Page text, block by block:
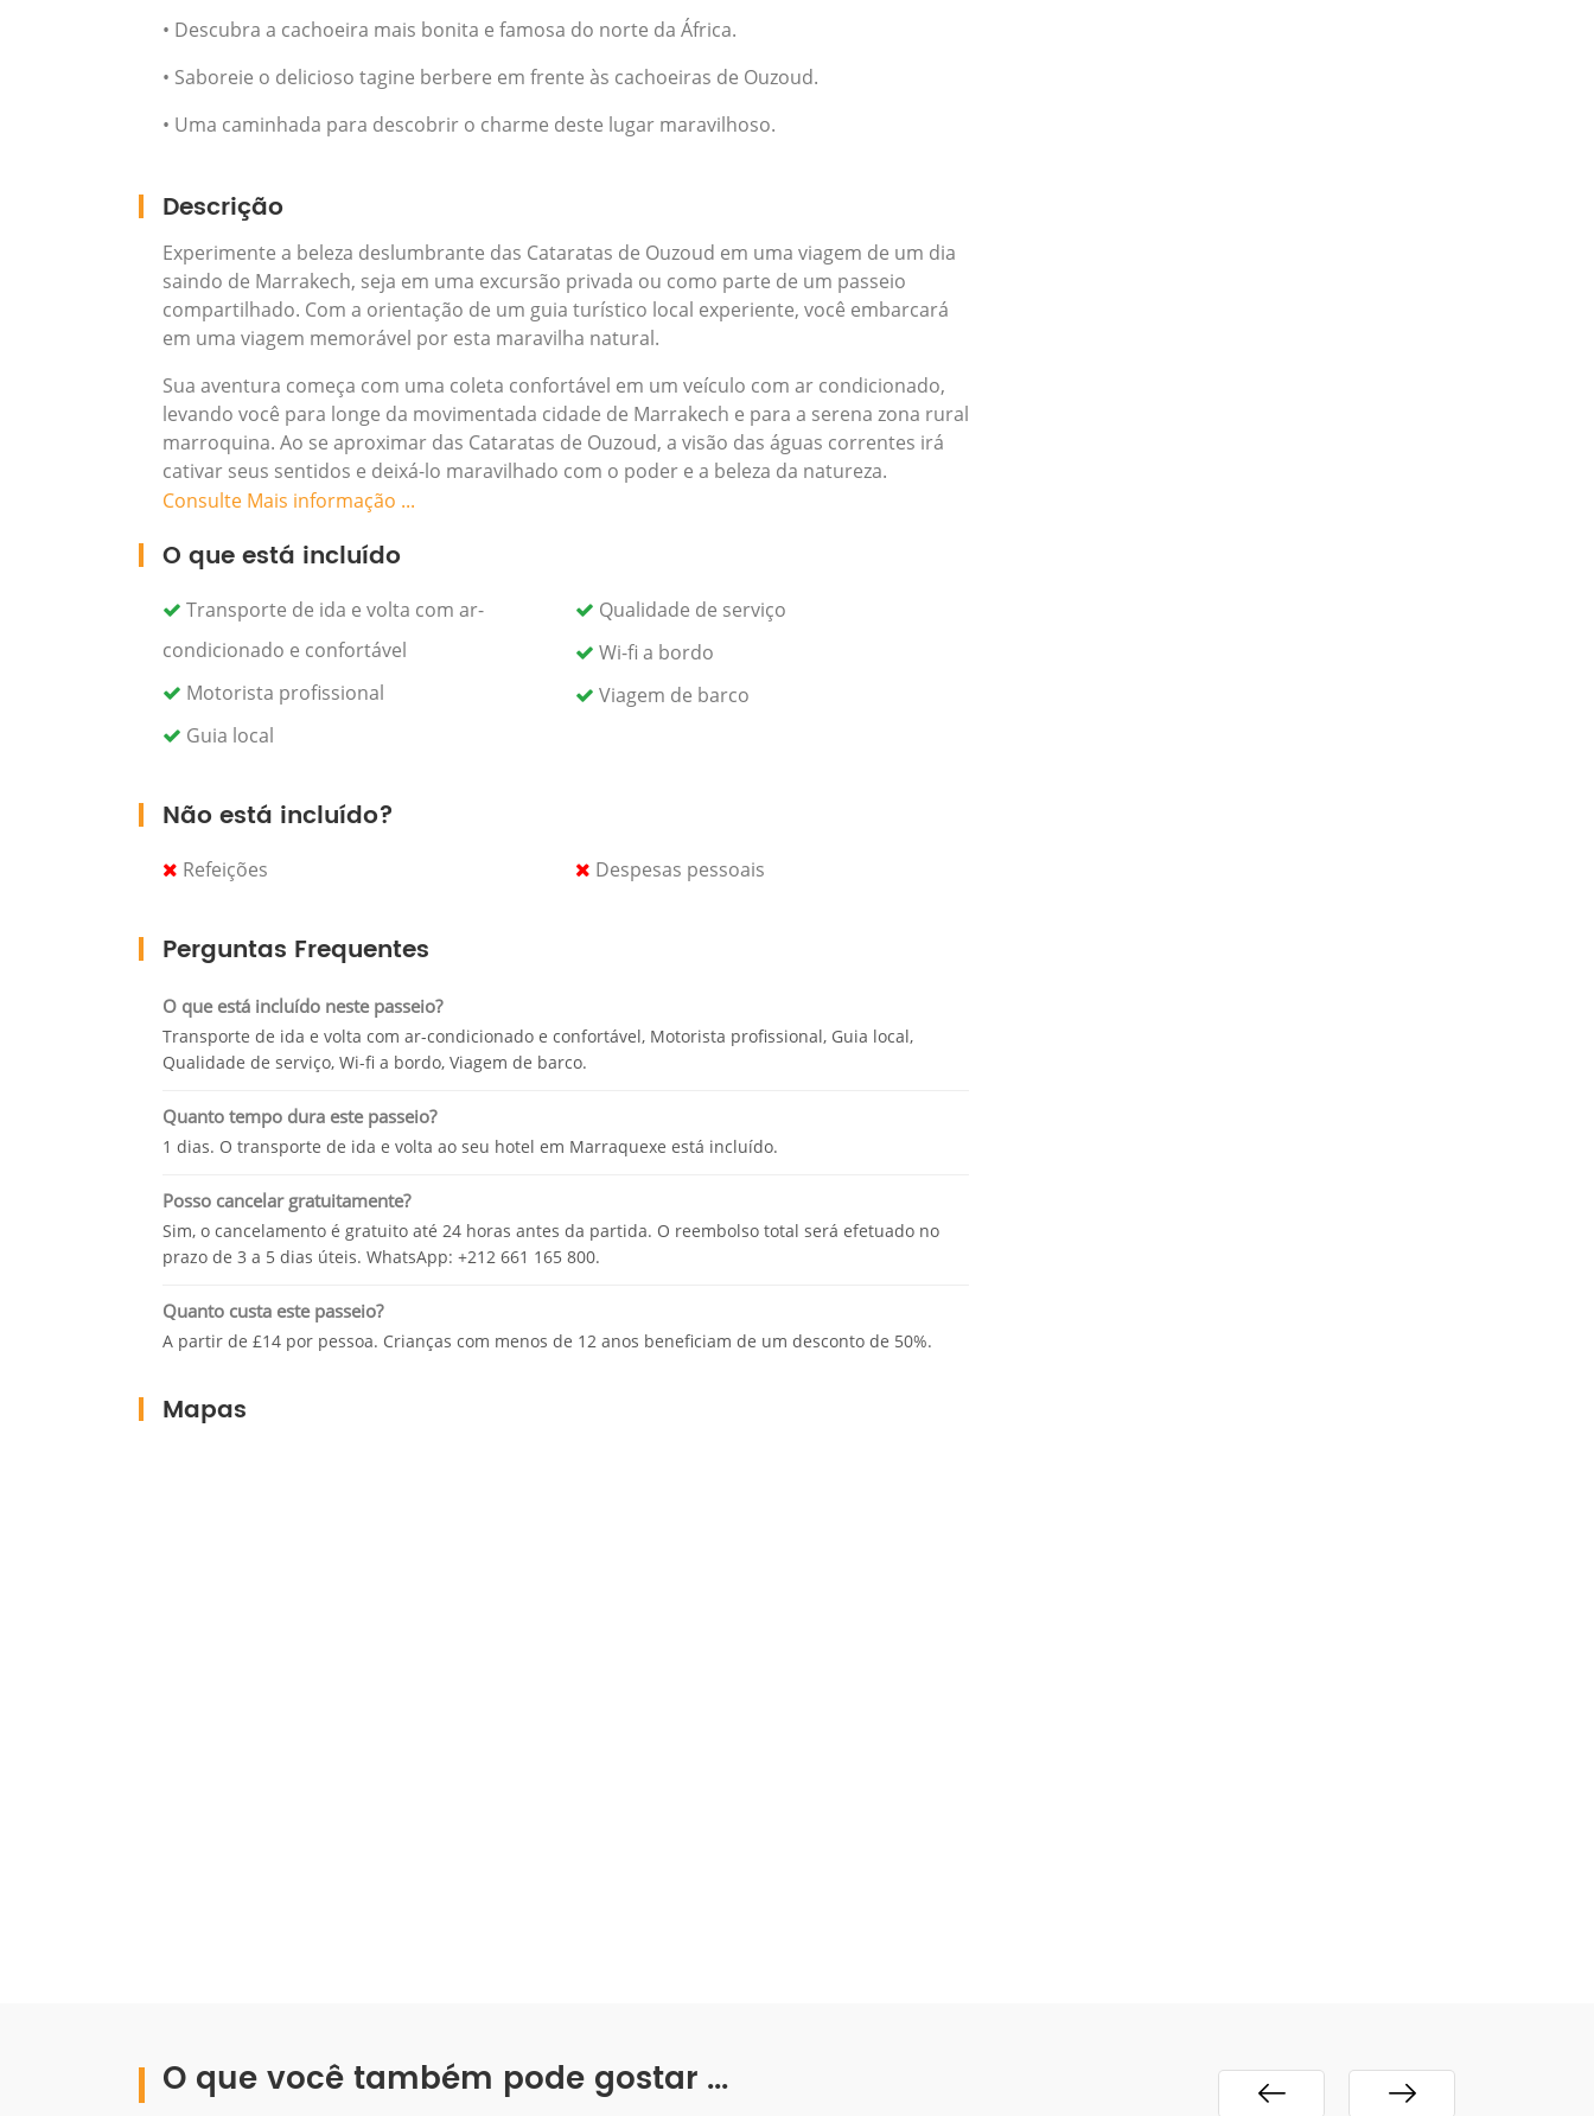
• Descubra a cachoeira mais bonita e famosa do norte da África.
• Saboreie o delicioso tagine berbere em frente às cachoeiras de Ouzoud.
• Uma caminhada para descobrir o charme deste lugar maravilhoso.
Descrição
Experimente a beleza deslumbrante das Cataratas de Ouzoud em uma viagem de um dia
saindo de Marrakech, seja em uma excursão privada ou como parte de um passeio
compartilhado. Com a orientação de um guia turístico local experiente, você embarcará
em uma viagem memorável por esta maravilha natural.
Sua aventura começa com uma coleta confortável em um veículo com ar condicionado,
levando você para longe da movimentada cidade de Marrakech e para a serena zona rural
marroquina. Ao se aproximar das Cataratas de Ouzoud, a visão das águas correntes irá
cativar seus sentidos e deixá-lo maravilhado com o poder e a beleza da natureza.
Na chegada, seu guia local o levará a uma exploração cativante da área ao redor das
cataratas. Você embarcará em uma caminhada tranquila por trilhas bem conservadas
que oferecem mirantes deslumbrantes e uma variedade de ângulos para admirar as
cascatas. A cada passo, você descobrirá novas perspectivas e ficará encantado com a
Para melhorar ainda mais a sua experiência, você tem a opção de participar de um
passeio de barco na bacia de Ouzoud. Deslize pelas águas cristalinas, rodeadas pelos tons
azuis da paisagem, e aproxime-se das cascatas. Sinta o spray refrescante das cataratas
confortavelmente de volta ao seu alojamento em Marrakech. Reflita sobre a beleza que
Consulte Mais informação ...
O que está incluído
Transporte de ida e volta com ar-
condicionado e confortável
Motorista profissional
Guia local
Qualidade de serviço
Wi-fi a bordo
Viagem de barco
Não está incluído?
Refeições Despesas pessoais
Perguntas Frequentes
O que está incluído neste passeio?
Transporte de ida e volta com ar-condicionado e confortável, Motorista profissional, Guia local,
Qualidade de serviço, Wi-fi a bordo, Viagem de barco.
Quanto tempo dura este passeio?
1 dias. O transporte de ida e volta ao seu hotel em Marraquexe está incluído.
Posso cancelar gratuitamente?
Sim, o cancelamento é gratuito até 24 horas antes da partida. O reembolso total será efetuado no
prazo de 3 a 5 dias úteis. WhatsApp: +212 661 165 800.
Quanto custa este passeio?
A partir de £14 por pessoa. Crianças com menos de 12 anos beneficiam de um desconto de 50%.
Mapas
O que você também pode gostar ...